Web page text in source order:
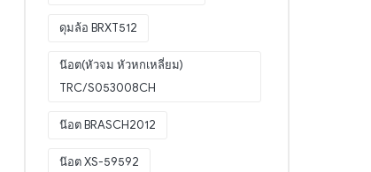
ดุมล้อ BRXT512
น๊อต(หัวจม หัวหกเหลี่ยม)
TRC/S053008CH
น๊อต BRASCH2012
น๊อต XS-59592